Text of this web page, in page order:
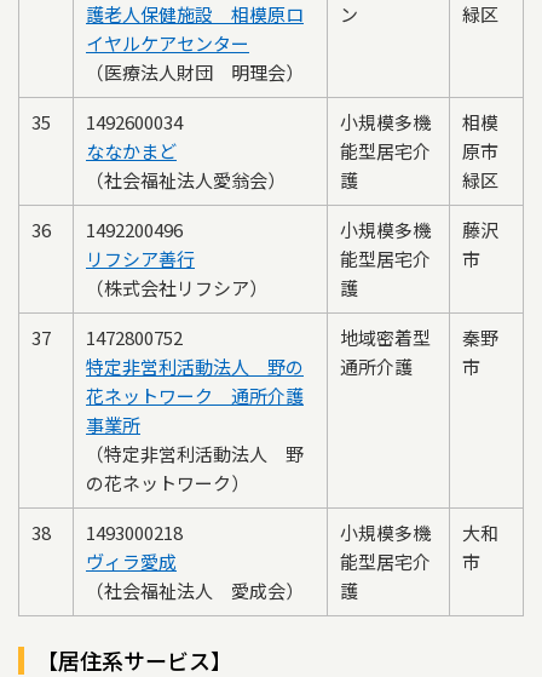
護老人保健施設 相模原ロ
イヤルケアセンター
（医療法人財団 明理会）
ン
緑区
35
1492600034
ななかまど
（社会福祉法人愛翁会）
小規模多機
能型居宅介
護
相模
原市
緑区
36
1492200496
リフシア善行
（株式会社リフシア）
小規模多機
能型居宅介
護
藤沢
市
37
1472800752
特定非営利活動法人 野の
花ネットワーク 通所介護
事業所
（特定非営利活動法人 野
の花ネットワーク）
地域密着型
通所介護
秦野
市
38
1493000218
ヴィラ愛成
（社会福祉法人 愛成会）
小規模多機
能型居宅介
護
大和
市
【居住系サービス】